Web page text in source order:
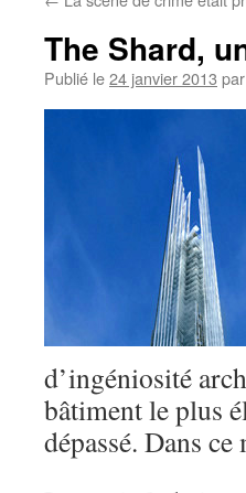
The Shard,
Publié le24 janvier 2013 par
d’ingéniosité
bâtiment le plus
dépassé. Dans